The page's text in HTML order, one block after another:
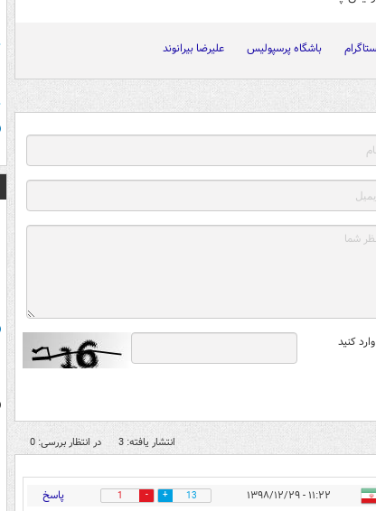
باشگاه پرسپولیس علیرضا بیرانوند
کنید
انتشار یافته: 3 در انتظار بررسی: 0
۱۱:۲۲ - ۱۳۹۸/۱۲/۲۹ 13
1 پاسخ